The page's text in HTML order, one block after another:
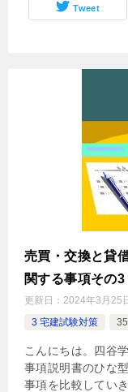
Tweet
売買・交換と貸
関する事項その3
更新日： 2024年3月25
3 宅建試験対策
こんにちは。四谷
事項説明書のひな
事項を比較してい